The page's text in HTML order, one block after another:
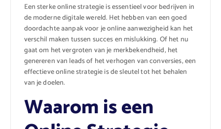
Een sterke online strategie is essentieel voor bedrijven in
de moderne digitale wereld. Het hebben van een goed
doordachte aanpak voor je online aanwezigheid kan het
verschil maken tussen succes en mislukking. Of het nu
gaat om het vergroten van je merkbekendheid, het
genereren van leads of het verhogen van conversies, een
effectieve online strategie is de sleutel tot het behalen
van je doelen.
Waarom is een